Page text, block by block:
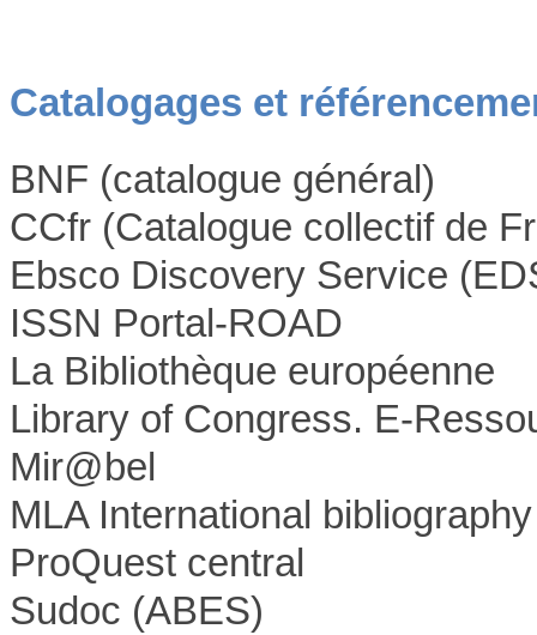
Catalogages et
BNF (catalogue général)
CCfr (Catalogue collectif de
Ebsco Discovery Service
ISSN Portal-ROAD
La Bibliothèque européenne
Library of Congress. E-
Mir@bel
MLA International bibliography
ProQuest central
Sudoc (ABES)